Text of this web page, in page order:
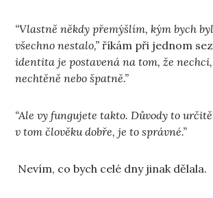
“Vlastně někdy přemýšlím, kým bych
všechno nestalo,” říkám při jednom
identita je postavená na tom, že
nechtěně nebo špatně.”
“Ale vy fungujete takto. Důvody to
v tom člověku dobře, je to správné.”
Nevím, co bych celé dny jinak dělala.